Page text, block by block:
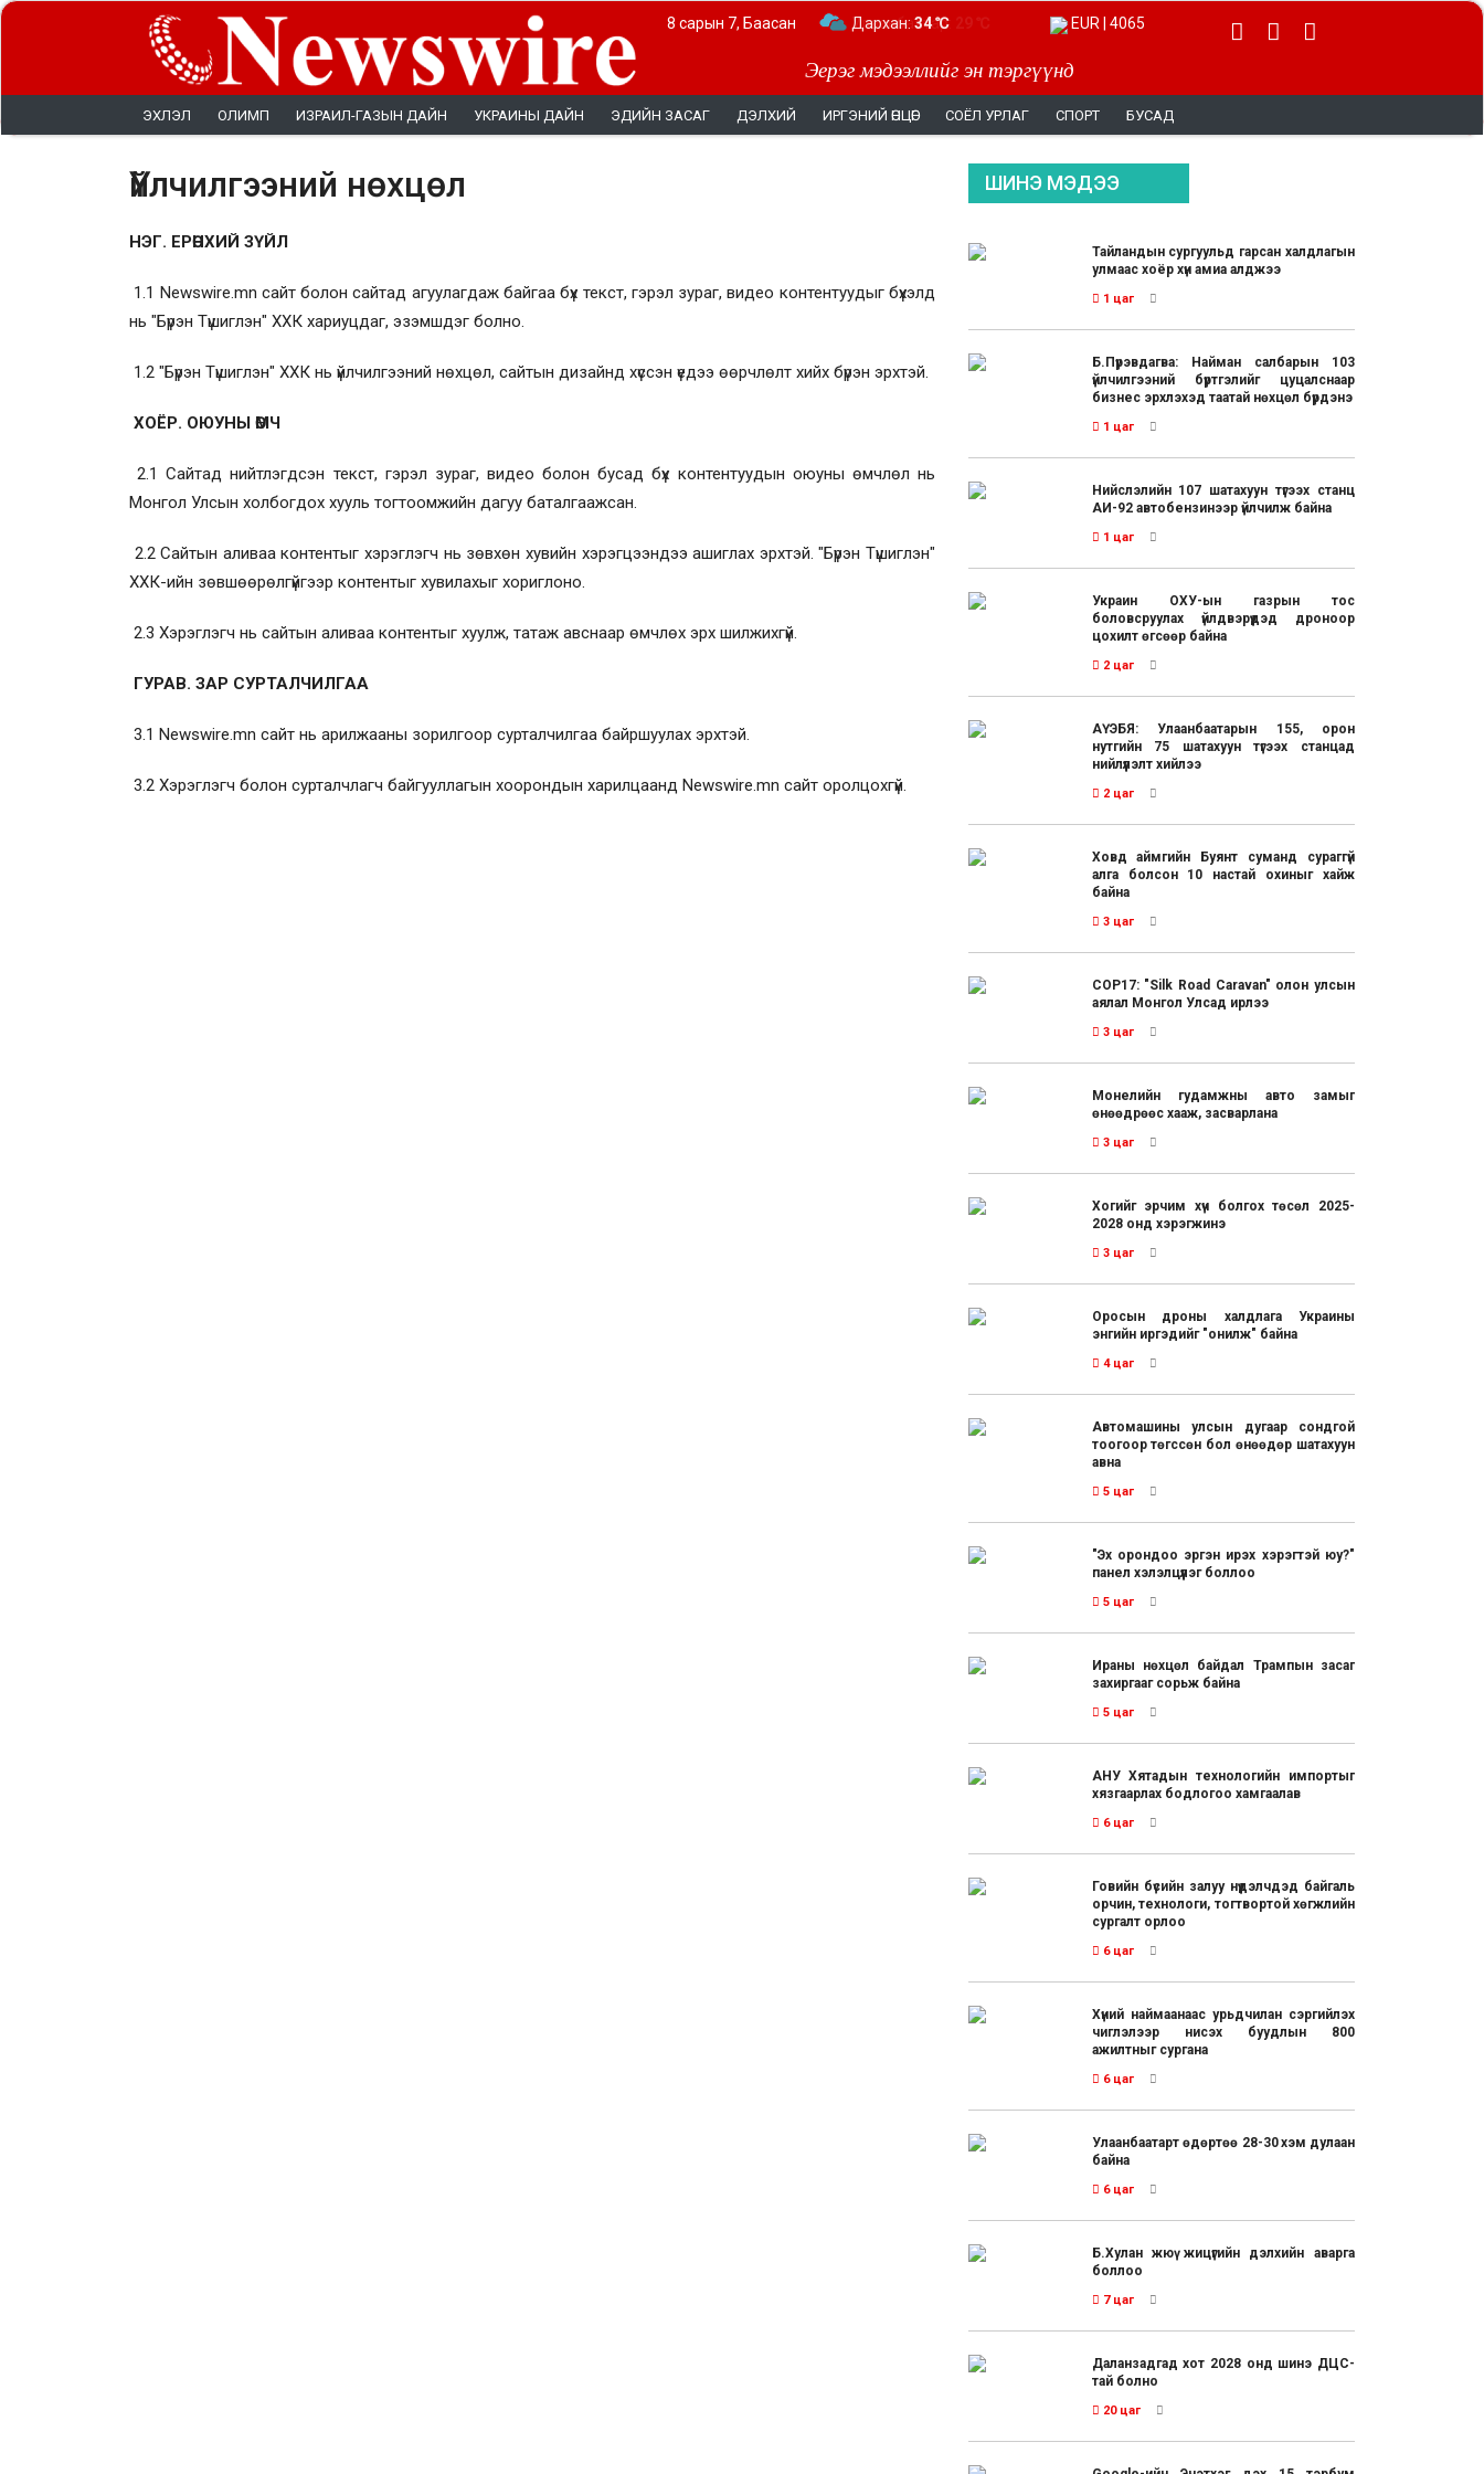
Эерэг мэдээллийг эн тэргүүнд
8 сарын 7, Баасан Дархан: 34 ℃ EUR | 4065
ЭХЛЭЛ ОЛИМП ИЗРАИЛ-ГАЗЫН ДАЙН УКРАИНЫ ДАЙН ЭДИЙН ЗАСАГ ДЭЛХИЙ ИРГЭНИЙ ӨНЦӨГ СОЁЛ УРЛАГ СПОРТ БУСАД
Үйлчилгээний нөхцөл
НЭГ. ЕРӨНХИЙ ЗҮЙЛ
1.1 Newswire.mn сайт болон сайтад агуулагдаж байгаа бүх текст, гэрэл зураг, видео контентуудыг бүхэлд
нь "Бүрэн Түшиглэн" ХХК хариуцдаг, эзэмшдэг болно.
1.2 "Бүрэн Түшиглэн" ХХК нь үйлчилгээний нөхцөл, сайтын дизайнд хүссэн үедээ өөрчлөлт хийх бүрэн эрхтэй.
ХОЁР. ОЮУНЫ ӨМЧ
2.1 Сайтад нийтлэгдсэн текст, гэрэл зураг, видео болон бусад бүх контентуудын оюуны өмчлөл нь
Монгол Улсын холбогдох хууль тогтоомжийн дагуу баталгаажсан.
2.2 Сайтын аливаа контентыг хэрэглэгч нь зөвхөн хувийн хэрэгцээндээ ашиглах эрхтэй. "Бүрэн Түшиглэн"
ХХК-ийн зөвшөөрөлгүйгээр контентыг хувилахыг хориглоно.
2.3 Хэрэглэгч нь сайтын аливаа контентыг хуулж, татаж авснаар өмчлөх эрх шилжихгүй.
ГУРАВ. ЗАР СУРТАЛЧИЛГАА
3.1 Newswire.mn сайт нь арилжааны зорилгоор сурталчилгаа байршуулах эрхтэй.
3.2 Хэрэглэгч болон сурталчлагч байгууллагын хоорондын харилцаанд Newswire.mn сайт оролцохгүй.
ШИНЭ МЭДЭЭ
Тайландын сургуульд гарсан халдлагын
улмаас хоёр хүн амиа алджээ
1 цаг
Б.Пүрэвдагва: Найман салбарын 103
үйлчилгээний бүртгэлийг цуцалснаар
бизнес эрхлэхэд таатай нөхцөл бүрдэнэ
1 цаг
Нийслэлийн 107 шатахуун түгээх станц
АИ-92 автобензинээр үйлчилж байна
1 цаг
Украин ОХУ-ын газрын тос
боловсруулах үйлдвэрүүдэд дроноор
цохилт өгсөөр байна
2 цаг
АҮЭБЯ: Улаанбаатарын 155, орон
нутгийн 75 шатахуун түгээх станцад
нийлүүлэлт хийлээ
2 цаг
Ховд аймгийн Буянт суманд сураггүй
алга болсон 10 настай охиныг хайж
байна
3 цаг
COP17: "Silk Road Caravan" олон улсын
аялал Монгол Улсад ирлээ
3 цаг
Монелийн гудамжны авто замыг
өнөөдрөөс хааж, засварлана
3 цаг
Хогийг эрчим хүч болгох төсөл 2025-
2028 онд хэрэгжинэ
3 цаг
Оросын дроны халдлага Украины
энгийн иргэдийг "онилж" байна
4 цаг
Автомашины улсын дугаар сондгой
тоогоор төгссөн бол өнөөдөр шатахуун
авна
5 цаг
"Эх орондоо эргэн ирэх хэрэгтэй юу?"
панел хэлэлцүүлэг боллоо
5 цаг
Ираны нөхцөл байдал Трампын засаг
захиргааг сорьж байна
5 цаг
АНУ Хятадын технологийн импортыг
хязгаарлах бодлогоо хамгаалав
6 цаг
Говийн бүсийн залуу нүүдэлчдэд байгаль
орчин, технологи, тогтвортой хөгжлийн
сургалт орлоо
6 цаг
Хүний наймаанаас урьдчилан сэргийлэх
чиглэлээр нисэх буудлын 800
ажилтныг сургана
6 цаг
Улаанбаатарт өдөртөө 28-30 хэм дулаан
байна
6 цаг
Б.Хулан жюү жицүгийн дэлхийн аварга
боллоо
7 цаг
Даланзадгад хот 2028 онд шинэ ДЦС-
тай болно
20 цаг